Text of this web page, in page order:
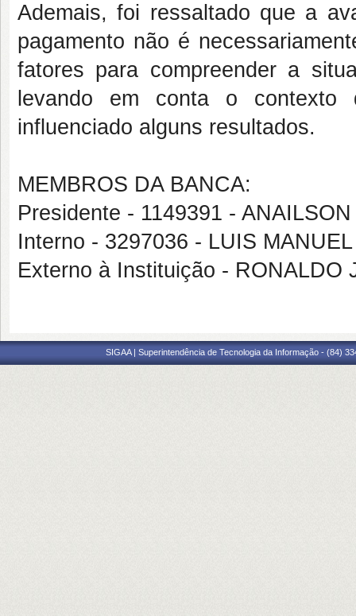
Ademais, foi ressaltado que a
pagamento não é
fatores para compreender a
levando em conta o
influenciado alguns resultados.
MEMBROS DA BANCA:
Presidente - 1149391 -
Interno - 3297036 - LUIS
Externo à Instituição - RONALDO
SIGAA | Superintendência de Tecnologia da Informação - (84)